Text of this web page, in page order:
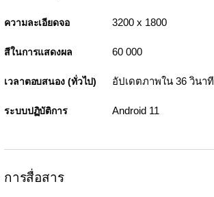
ความละเอียดจอ 3200 x 1800
สีในการแสดงผล 60 000
เวลาตอบสนอง (ทั่วไป) อัปเดตภาพใน 36 วินาที
ระบบปฏิบัติการ Android 11
การสื่อสาร